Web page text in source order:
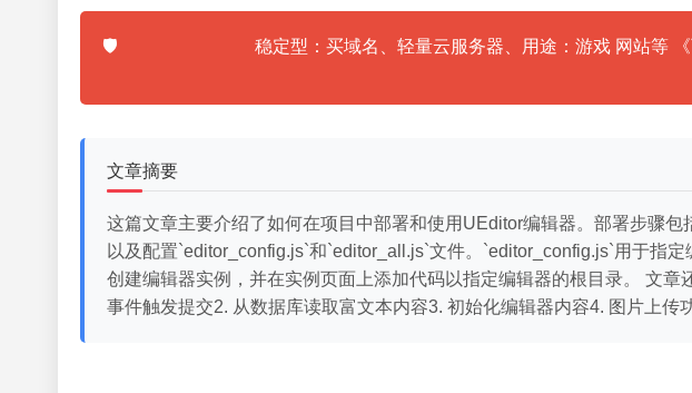
🛡️ 稳定型：买域名、轻量云服务器、用途：游戏 网站等
文章摘要
这篇文章主要介绍了如何在项目中部署和使用UEditor编辑器。部署步骤包
以及配置`editor_config.js`和`editor_all.js`文件。`editor_config.js`用于指
创建编辑器实例，并在实例页面上添加代码以指定编辑器的根目录。 文
事件触发提交2. 从数据库读取富文本内容3. 初始化编辑器内容4. 图片上